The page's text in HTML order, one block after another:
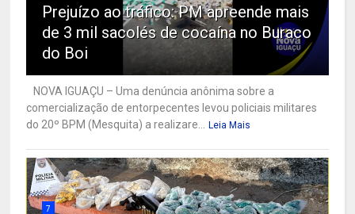
Prejuízo ao tráfico: PM apreende mais
de 3 mil sacolés de cocaína no Buraco
do Boi
NOVA IGUAÇU – Uma denúncia anônima sobre a
comercialização de entorpecentes levou policiais militares
do 20º BPM (Mesquita) a realizare...
Leia Mais
7